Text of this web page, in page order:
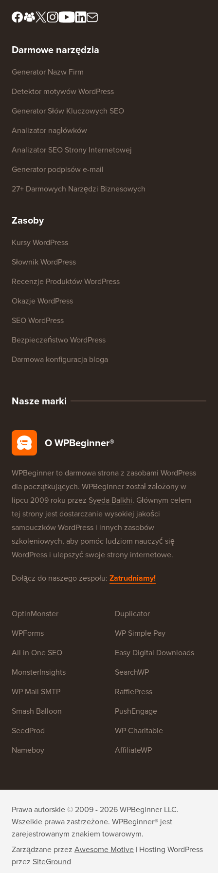
redakcyjny
dotyczące marki
Darmowe narzędzia
Generator Nazw Firm
Detektor motywów WordPress
Generator Słów Kluczowych SEO
Analizator SEO Strony Internetowej
Generator podpisów e-mail
27+ Darmowych Narzędzi Biznesowych
Zasoby
Kursy WordPress
Słownik WordPress
Recenzje Produktów WordPress
SEO WordPress
Darmowa konfiguracja bloga
Nasze marki
O WPBeginner®
WPBeginner to darmowa strona z zasobami WordPress
lipcu 2009 roku przezSyeda Balkhi. Głównym celem
szkoleniowych, aby pomóc ludziom nauczyć się
WordPress i ulepszyć swoje strony internetowe.
Dołącz do naszego zespołu: Zatrudniamy!
OptinMonster
WPForms
All in One SEO
WP Mail SMTP
Smash Balloon
SeedProd
Nameboy
Duplicator
WP Simple Pay
Easy Digital Downloads
RafflePress
PushEngage
WP Charitable
AffiliateWP